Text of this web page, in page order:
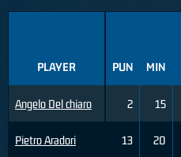
PLAYER
Angelo Del chiaro
Pietro Aradori
PUN MIN
2 15
13 20